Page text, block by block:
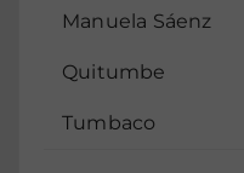
Manuela Sáenz
Quitumbe
Tumbaco